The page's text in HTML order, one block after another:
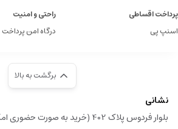
پرداخت اقساطی
اسنپ پی
راحتی و امنیت
درگاه امن پرداخت
برگشت به بالا
نشانی
بلوار فردوس پلاک 402 (خرید به صورت حضوری امکان پذیر نیست)